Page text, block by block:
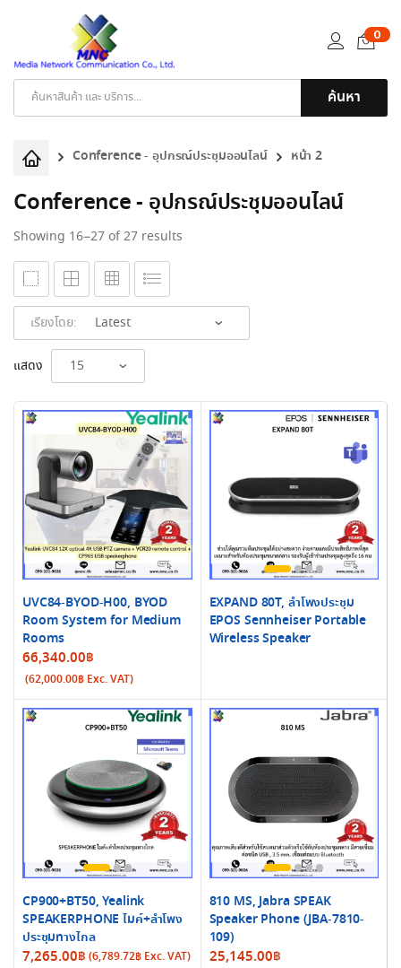
ค้นหา
0
Conference - อุปกรณ์ประชุมออนไลน์ หน้า 2
Conference - อุปกรณ์ประชุมออนไลน์
Showing 16–27 of 27 results
เรียงโดย:
แสดง
UVC84-BYOD-H00, BYOD
Room System for Medium
Rooms
66,340.00฿
(62,000.00฿ Exc. VAT)
EXPAND 80T, ลำโพงประชุม
EPOS Sennheiser Portable
Wireless Speaker
CP900+BT50, Yealink
SPEAKERPHONE ไมค์+ลำโพง
ประชุมทางไกล
7,265.00฿ (6,789.72฿ Exc. VAT)
810 MS, Jabra SPEAK
Speaker Phone (JBA-7810-
109)
25,145.00฿